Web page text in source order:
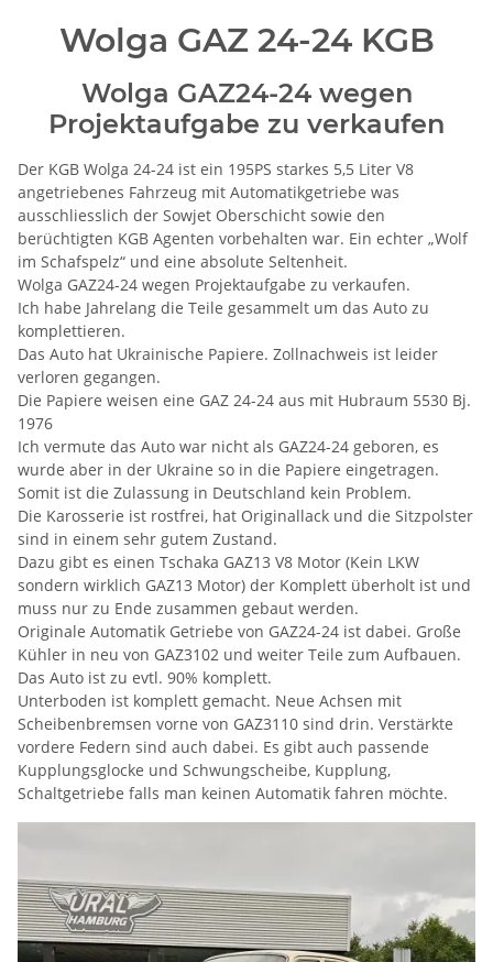
Wolga GAZ 24-24 KGB
Wolga GAZ24-24 wegen
Projektaufgabe zu verkaufen
Der KGB Wolga 24-24 ist ein 195PS starkes 5,5 Liter V8
angetriebenes Fahrzeug mit Automatikgetriebe was
ausschliesslich der Sowjet Oberschicht sowie den
berüchtigten KGB Agenten vorbehalten war. Ein echter „Wolf
im Schafspelz“ und eine absolute Seltenheit.
Wolga GAZ24-24 wegen Projektaufgabe zu verkaufen.
Ich habe Jahrelang die Teile gesammelt um das Auto zu
komplettieren.
Das Auto hat Ukrainische Papiere. Zollnachweis ist leider
verloren gegangen.
Die Papiere weisen eine GAZ 24-24 aus mit Hubraum 5530 Bj.
1976
Ich vermute das Auto war nicht als GAZ24-24 geboren, es
wurde aber in der Ukraine so in die Papiere eingetragen.
Somit ist die Zulassung in Deutschland kein Problem.
Die Karosserie ist rostfrei, hat Originallack und die Sitzpolster
sind in einem sehr gutem Zustand.
Dazu gibt es einen Tschaka GAZ13 V8 Motor (Kein LKW
sondern wirklich GAZ13 Motor) der Komplett überholt ist und
muss nur zu Ende zusammen gebaut werden.
Originale Automatik Getriebe von GAZ24-24 ist dabei. Große
Kühler in neu von GAZ3102 und weiter Teile zum Aufbauen.
Das Auto ist zu evtl. 90% komplett.
Unterboden ist komplett gemacht. Neue Achsen mit
Scheibenbremsen vorne von GAZ3110 sind drin. Verstärkte
vordere Federn sind auch dabei. Es gibt auch passende
Kupplungsglocke und Schwungscheibe, Kupplung,
Schaltgetriebe falls man keinen Automatik fahren möchte.